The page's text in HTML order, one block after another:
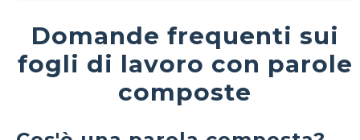
Domande frequenti sui
fogli di lavoro con parole
composte